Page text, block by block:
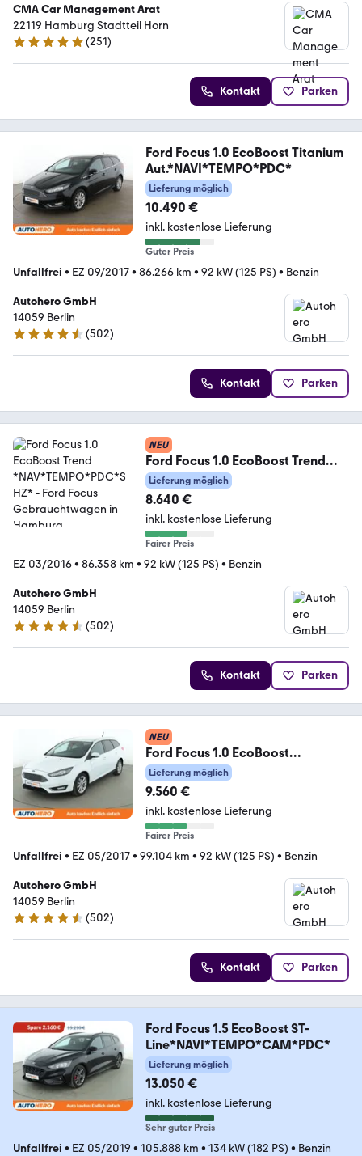
CMA Car Management Arat
22119 Hamburg Stadtteil Horn
4.9 Sterne
(251)
Kontakt Parken
Ford Focus 1.0 EcoBoost Titanium
Aut.*NAVI*TEMPO*PDC*
Lieferung möglich
10.490 €
inkl. kostenlose Lieferung
Guter Preis
Unfallfrei • EZ 09/2017• 86.266 km • 92 kW (125 PS) • Benzin
Autohero GmbH
14059 Berlin
4.5 Sterne
(502)
Kontakt Parken
NEU
Ford Focus 1.0 EcoBoost Trend
*NAV*TEMPO*PDC*SHZ*
Lieferung möglich
8.640 €
inkl. kostenlose Lieferung
Fairer Preis
EZ 03/2016• 86.358 km • 92 kW (125 PS) • Benzin
Autohero GmbH
14059 Berlin
4.5 Sterne
(502)
Kontakt Parken
NEU
Ford Focus 1.0 EcoBoost
Titanium*NAVI*TEMPO*CAM*PD
C*
Lieferung möglich
9.560 €
inkl. kostenlose Lieferung
Fairer Preis
Unfallfrei • EZ 05/2017• 99.104 km • 92 kW (125 PS) • Benzin
Autohero GmbH
14059 Berlin
4.5 Sterne
(502)
Kontakt Parken
Ford Focus 1.5 EcoBoost ST-
Line*NAVI*TEMPO*CAM*PDC*
Lieferung möglich
13.050 €
inkl. kostenlose Lieferung
Sehr guter Preis
Unfallfrei • EZ 05/2019 • 105.888 km • 134 kW (182 PS) • Benzin